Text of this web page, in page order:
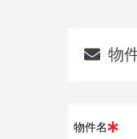
物
物件名